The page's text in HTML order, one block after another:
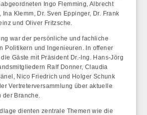
Ingo Flemming, Albrecht
Ina Klemm, Dr. Sven Eppinger, Dr. Frank
und Oliver Fritzsche.
war der persönliche und fachliche
Politikern und Ingenieuren. In offener
Gäste mit Präsident Dr.-Ing. Hans-Jörg
Ralf Donner, Claudia
Nico Friedrich und Holger Schunk
Vertreterversammlung über aktuelle
der Branche.
dienten zentrale Themen wie die